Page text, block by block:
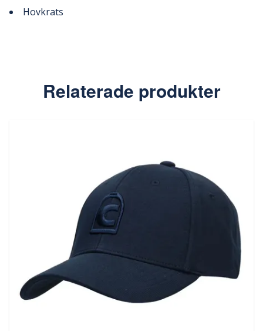
Hovkrats
Relaterade produkter